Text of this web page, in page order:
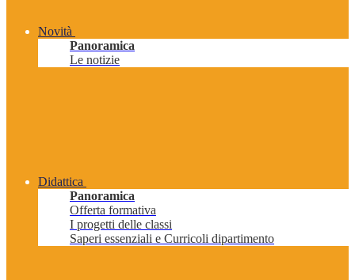
Novità
Panoramica
Le notizie
Didattica
Panoramica
Offerta formativa
I progetti delle classi
Saperi essenziali e Curricoli dipartimento